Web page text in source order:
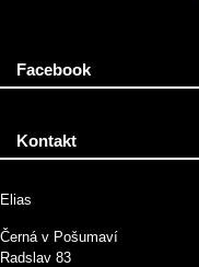
Facebook
Kontakt
Elias
Černá v Pošumaví
Radslav 83